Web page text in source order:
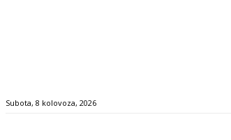
Subota, 8 kolovoza, 2026